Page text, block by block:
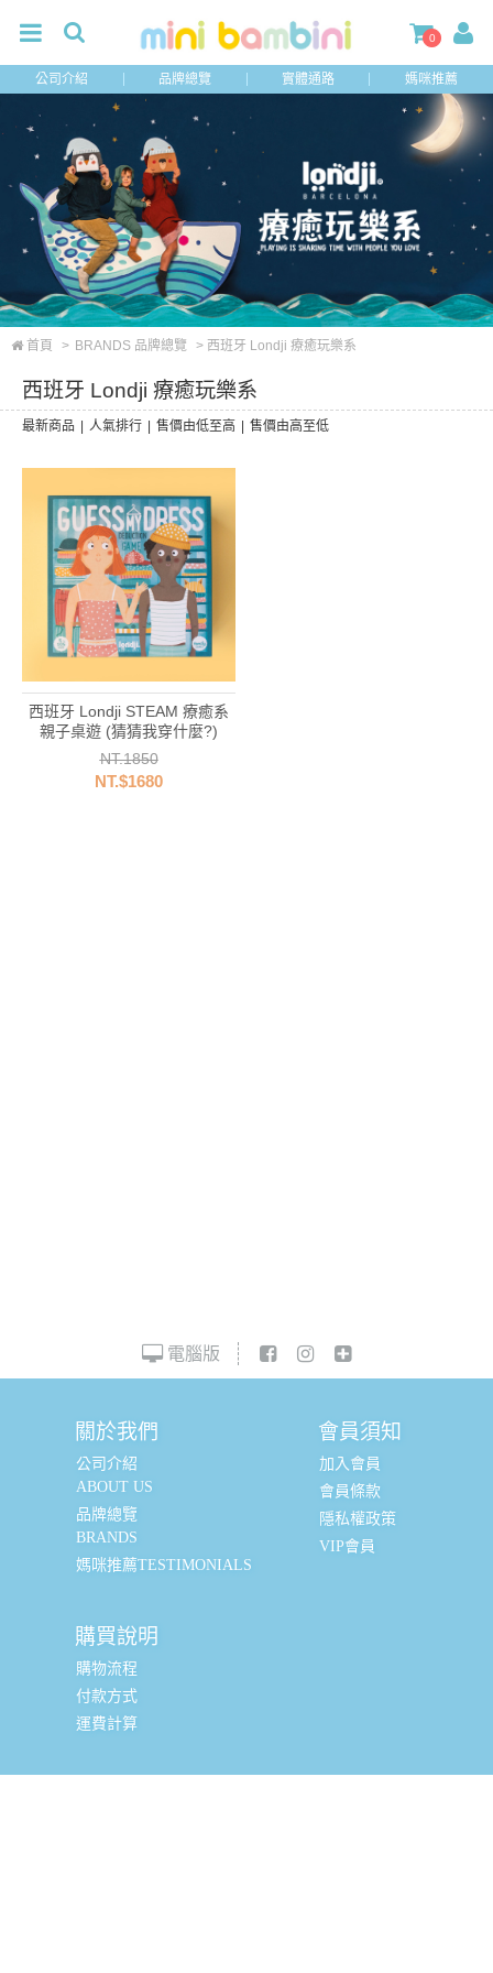
0
公司介紹 品牌總覽 實體通路 媽咪推薦
首頁 > BRANDS 品牌總覽 > 西班牙 Londji 療癒玩樂系
西班牙 Londji 療癒玩樂系
最新商品 人氣排行 售價由低至高 售價由高至低
西班牙 Londji STEAM 療癒系
親子桌遊 (猜猜我穿什麼?)
NT.1850
NT.$1680
電腦版
關於我們
公司介紹
ABOUT US
品牌總覽
BRANDS
媽咪推薦TESTIMONIALS
會員須知
加入會員
會員條款
隱私權政策
VIP會員
購買說明
購物流程
付款方式
運費計算